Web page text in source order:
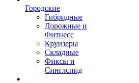
Городские
Гибридные
Дорожные и
Фитнесс
Круизеры
Складные
Фиксы и
Синглспид